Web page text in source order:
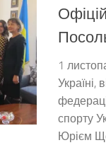
1
Україні,
спорту
Юрієм